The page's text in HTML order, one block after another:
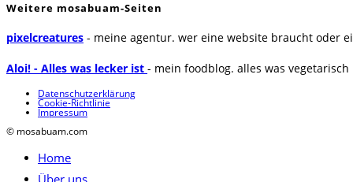
Weitere mosabuam-Seiten
pixelcreatures - meine agentur. wer eine website braucht oder
Aloi! - Alles was lecker ist - mein foodblog. alles was
Datenschutzerklärung
Cookie-Richtlinie
Impressum
© mosabuam.com
Home
Über uns